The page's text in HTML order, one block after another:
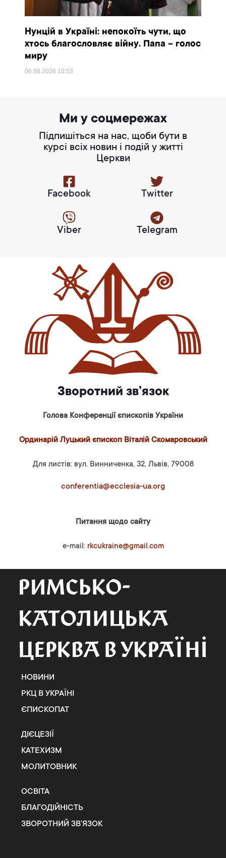
Нунцій в Україні: непокоїть чути, що
хтось благословляє війну. Папа – голос
миру
06.08.2026 10:53
Ми у соцмережах
Підпишіться на нас, щоби бути в
курсі всіх новин і подій у житті
Церкви
Facebook Twitter
Viber Telegram
Зворотний зв’язок
Голова Конференції єпископів України
Ординарій Луцький єпископ Віталій Скомаровський
Для листів: вул. Винниченка, 32, Львів, 79008
conferentia@ecclesia-ua.org
Питання щодо сайту
e-mail: rkcukraine@gmail.com
НОВИНИ
РКЦ В УКРАЇНІ
ЄПИСКОПАТ
ДІЄЦЕЗІЇ
КАТЕХИЗМ
МОЛИТОВНИК
ОСВІТА
БЛАГОДІЙНІСТЬ
ЗВОРОТНИЙ ЗВ’ЯЗОК